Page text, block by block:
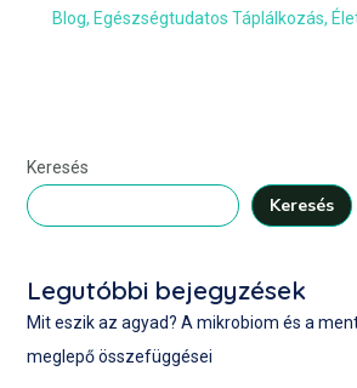
Blog, Egészségtudatos Táplálkozás,
Keresés
Keresés
Legutóbbi bejegyzések
Mit eszik az agyad? A mikrobiom és a
meglepő összefüggései